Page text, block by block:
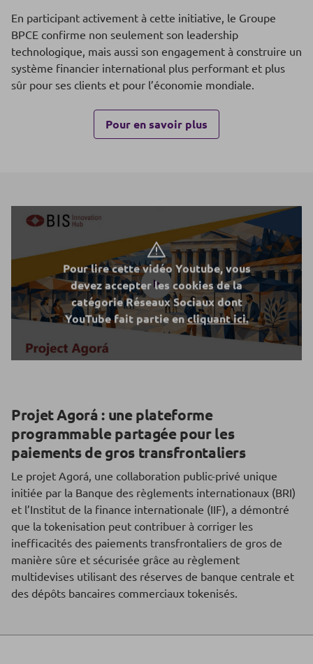
En participant activement à cette initiative, le Groupe
BPCE confirme non seulement son leadership
technologique, mais aussi son engagement à construire un
système financier international plus performant et plus
sûr pour ses clients et pour l’économie mondiale.
Pour en savoir plus
Pour lire cette vidéo Youtube, vous
devez accepter les cookies de la
catégorie Réseaux Sociaux dont
YouTube fait partie encliquant ici.
Projet Agorá : une plateforme
programmable partagée pour les
paiements de gros transfrontaliers
Le projet Agorá, une collaboration public-privé unique
initiée par la Banque des règlements internationaux (BRI)
et l’Institut de la finance internationale (IIF), a démontré
que la tokenisation peut contribuer à corriger les
inefficacités des paiements transfrontaliers de gros de
manière sûre et sécurisée grâce au règlement
multidevises utilisant des réserves de banque centrale et
des dépôts bancaires commerciaux tokenisés.